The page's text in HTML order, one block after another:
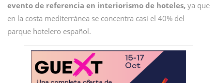
evento de referencia en interiorismo de hoteles, ya que
en la costa mediterránea se concentra casi el 40% del
parque hotelero español.